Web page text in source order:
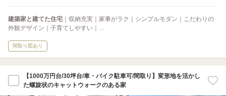
建築家と建てた住宅 ｜収納充実｜家事がラク｜シンプルモダン｜こだわりの
外観デザイン｜子育てしやすい｜…
間取り図あり
【1000万円台/30坪台/車・バイク駐車可/間取り】変形地を活かし
た螺旋状のキャットウォークのある家